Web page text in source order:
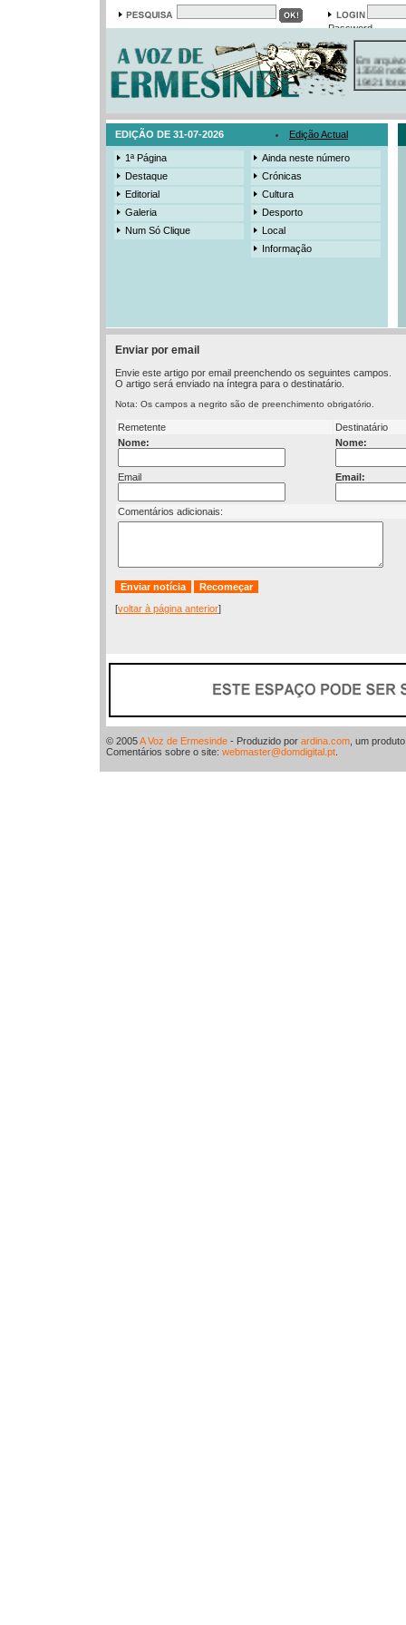
Password
Em arquivo
13558
19421
385
EDIÇÃO DE 31-07-2026 Edição Actual
1ª Página
Destaque
Editorial
Galeria
Num Só Clique
Ainda neste número
Crónicas
Cultura
Desporto
Local
Informação
Enviar por email
Envie este artigo por email preenchendo os seguintes campos.
O artigo será enviado na íntegra para o destinatário.
Nota: Os campos a negrito são de preenchimento obrigatório.
Remetente
Destinatário
Nome:
Nome:
Email Email:
Comentários adicionais:
[voltar à página anterior]
© 2005A Voz de Ermesinde - Produzido por ardina.com , um
Comentários sobre o site: webmaster@domdigital.pt